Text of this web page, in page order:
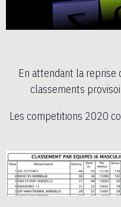
En attendant la
classements
Les competitions 2020